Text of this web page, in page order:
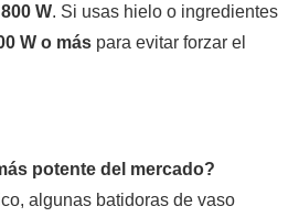
W. Si usas hielo o ingredientes
W o más para evitar forzar el
potente del mercado?
algunas batidoras de vaso